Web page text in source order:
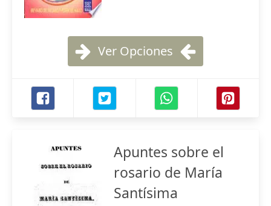
Ver Opciones
Apuntes sobre el
rosario de María
Santísima